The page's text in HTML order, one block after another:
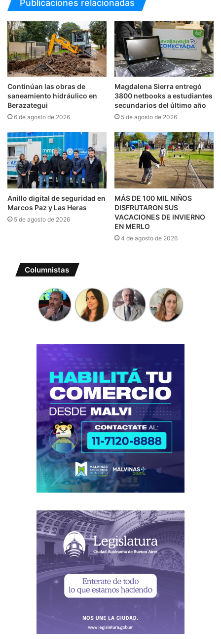
Publicaciones relacionadas
Continúan las obras de
saneamiento hidráulico en
Berazategui
6 de agosto de 2026
Magdalena Sierra entregó
3800 netbooks a estudiantes
secundarios del último año
5 de agosto de 2026
Anillo digital de seguridad en
Marcos Paz y Las Heras
5 de agosto de 2026
MÁS DE 100 MIL NIÑOS
DISFRUTARON SUS
VACACIONES DE INVIERNO
EN MERLO
4 de agosto de 2026
Columnistas